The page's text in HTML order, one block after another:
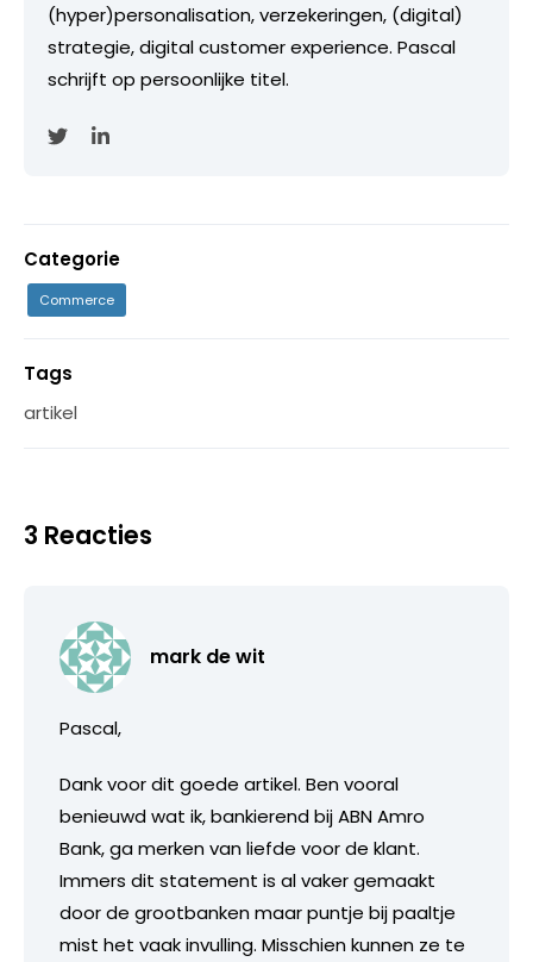
(hyper)personalisation, verzekeringen, (digital)
strategie, digital customer experience. Pascal
schrijft op persoonlijke titel.
Categorie
Commerce
Tags
artikel
3 Reacties
mark de wit
Pascal,
Dank voor dit goede artikel. Ben vooral
benieuwd wat ik, bankierend bij ABN Amro
Bank, ga merken van liefde voor de klant.
Immers dit statement is al vaker gemaakt
door de grootbanken maar puntje bij paaltje
mist het vaak invulling. Misschien kunnen ze te